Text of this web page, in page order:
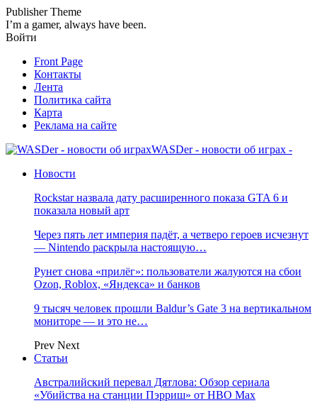
Publisher Theme
I’m a gamer, always have been.
Войти
Front Page
Контакты
Лента
Политика сайта
Карта
Реклама на сайте
WASDer - новости об играх -
Новости
Rockstar назвала дату расширенного показа GTA 6 и
показала новый арт
Через пять лет империя падёт, а четверо героев исчезнут
— Nintendo раскрыла настоящую…
Рунет снова «прилёг»: пользователи жалуются на сбои
Ozon, Roblox, «Яндекса» и банков
9 тысяч человек прошли Baldur’s Gate 3 на вертикальном
мониторе — и это не…
Prev Next
Статьи
Австралийский перевал Дятлова: Обзор сериала
«Убийства на станции Пэрриш» от HBO Max